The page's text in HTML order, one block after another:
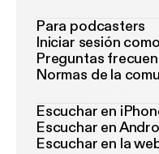
Para podcasters
Iniciar sesión
Preguntas
Normas de la
Escuchar en
Escuchar en
Escuchar en la